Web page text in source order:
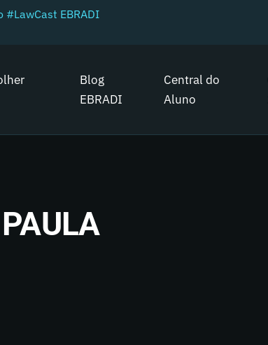
#LawCast EBRADI
Blog
EBRADI
Central do
Aluno